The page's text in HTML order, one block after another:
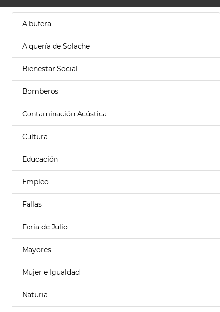
Albufera
Alquería de Solache
Bienestar Social
Bomberos
Contaminación Acústica
Cultura
Educación
Empleo
Fallas
Feria de Julio
Mayores
Mujer e Igualdad
Naturia